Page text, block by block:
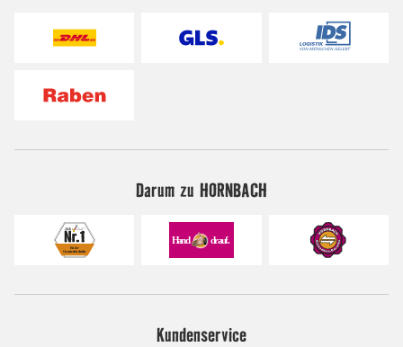
Darum zu HORNBACH
Kundenservice